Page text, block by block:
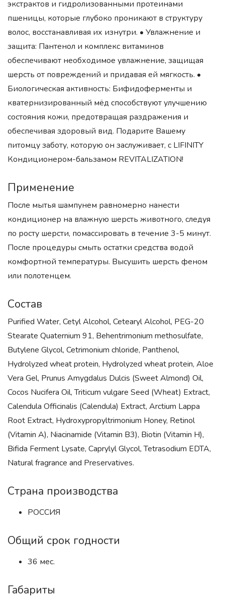
экстрактов и гидролизованными протеинами
пшеницы, которые глубоко проникают в структуру
волос, восстанавливая их изнутри. • Увлажнение и
защита: Пантенол и комплекс витаминов
обеспечивают необходимое увлажнение, защищая
шерсть от повреждений и придавая ей мягкость. •
Биологическая активность: Бифидоферменты и
кватернизированный мёд способствуют улучшению
состояния кожи, предотвращая раздражения и
обеспечивая здоровый вид. Подарите Вашему
питомцу заботу, которую он заслуживает, с LIFINITY
Кондиционером-бальзамом REVITALIZATION!
Применение
После мытья шампунем равномерно нанести
кондиционер на влажную шерсть животного, следуя
по росту шерсти, помассировать в течение 3-5 минут.
После процедуры смыть остатки средства водой
комфортной температуры. Высушить шерсть феном
или полотенцем.
Состав
Purified Water, Cetyl Alcohol, Cetearyl Alcohol, PEG-20
Stearate Quaternium 91, Behentrimonium methosulfate,
Butylene Glycol, Cetrimonium chloride, Panthenol,
Hydrolyzed wheat protein, Hydrolyzed wheat protein, Aloe
Vera Gel, Prunus Amygdalus Dulcis (Sweet Almond) Oil,
Cocos Nucifera Oil, Triticum vulgare Seed (Wheat) Extract,
Calendula Officinalis (Calendula) Extract, Arctium Lappa
Root Extract, Hydroxypropyltrimonium Honey, Retinol
(Vitamin A), Niacinamide (Vitamin B3), Biotin (Vitamin H),
Bifida Ferment Lysate, Caprylyl Glycol, Tetrasodium EDTA,
Natural fragrance and Preservatives.
Страна производства
РОССИЯ
Общий срок годности
36 мес.
Габариты